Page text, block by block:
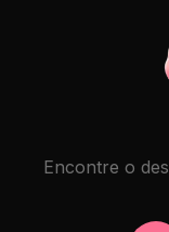
Encontre o